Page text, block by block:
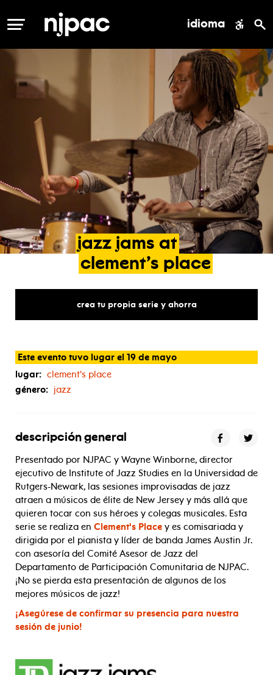
MENÚ idioma
jazz jams at
clement’s place
crea tu propia serie y ahorra
Este evento tuvo lugar el 19 de mayo
lugar: clement's place
género: jazz
descripción general
Presentado por NJPAC y Wayne Winborne, director
ejecutivo de Institute of Jazz Studies en la Universidad de
Rutgers-Newark, las sesiones improvisadas de jazz
atraen a músicos de élite de New Jersey y más allá que
quieren tocar con sus héroes y colegas musicales. Esta
serie se realiza en Clement's Place y es comisariada y
dirigida por el pianista y líder de banda James Austin Jr.
con asesoría del Comité Asesor de Jazz del
Departamento de Participación Comunitaria de NJPAC.
¡No se pierda esta presentación de algunos de los
mejores músicos de jazz!
¡Asegúrese de confirmar su presencia para nuestra
sesión de junio!